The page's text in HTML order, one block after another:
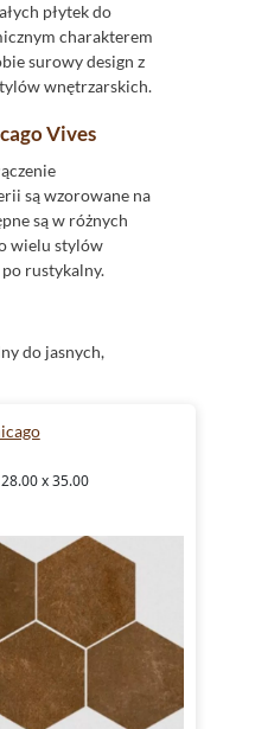
płytek do
charakterem
surowy design z
wnętrzarskich.
Vives
są wzorowane na
są w różnych
wielu stylów
rustykalny.
do jasnych,
idealny do
gresowew różnych
i nierektyfikowane.
cm,
cm
płytki
x 35.00